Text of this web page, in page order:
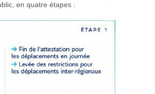
en quatre étapes :